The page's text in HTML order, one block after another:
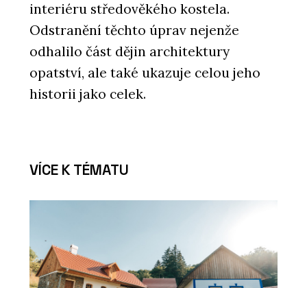
interiéru středověkého kostela.
Odstranění těchto úprav nejenže
odhalilo část dějin architektury
opatství, ale také ukazuje celou jeho
historii jako celek.
VÍCE K TÉMATU